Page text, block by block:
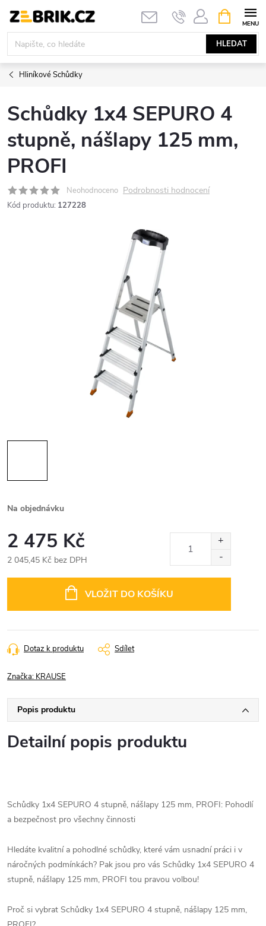
obsah
HLEDAT
NÁKUPNÍ
KOŠÍK
Hliníkové Schůdky
Schůdky 1x4 SEPURO 4
stupně, nášlapy 125 mm,
PROFI
Neohodnoceno Podrobnosti hodnocení
Kód produktu: 127228
Na objednávku
2 475 Kč
2 045,45 Kč bez DPH
VLOŽIT DO KOŠÍKU
Dotaz k produktu Sdílet
Značka: KRAUSE
Popis produktu
Detailní popis produktu
Schůdky 1x4 SEPURO 4 stupně, nášlapy 125 mm, PROFI: Pohodlí
a bezpečnost pro všechny činnosti
Hledáte kvalitní a pohodlné schůdky, které vám usnadní práci i v
náročných podmínkách? Pak jsou pro vás Schůdky 1x4 SEPURO 4
stupně, nášlapy 125 mm, PROFI tou pravou volbou!
Proč si vybrat Schůdky 1x4 SEPURO 4 stupně, nášlapy 125 mm,